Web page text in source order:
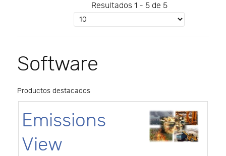
Resultados 1 - 5 de 5
Software
Productos destacados
Emissions
View